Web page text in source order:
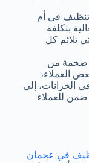
في أم
بتكلفة
تلائم كل
ضخمة من
العملاء،
الخزانات، إلى
ضمن للعملاء
في عجمان